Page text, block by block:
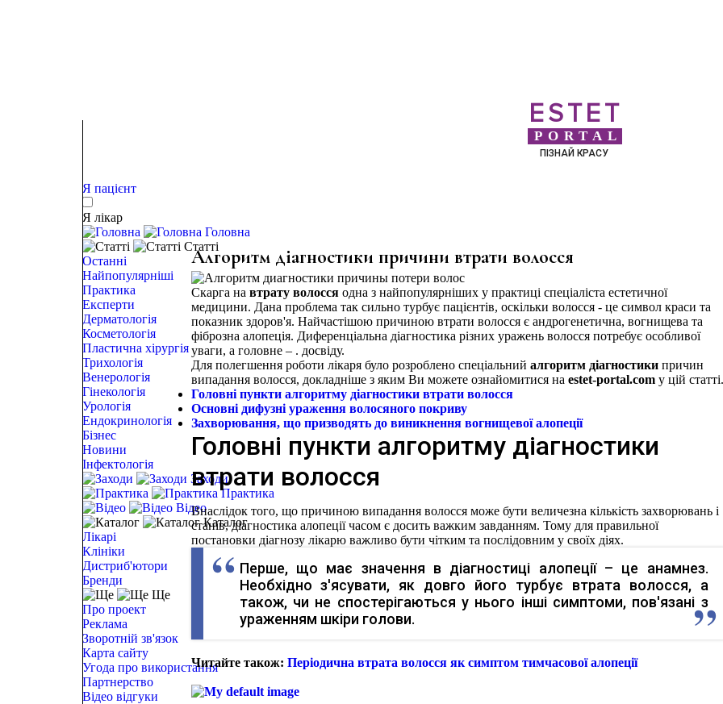
ESTET
PORTAL
ПІЗНАЙ КРАСУ
Я пацієнт
Я лікар
Головна
Статті
Останні
Найпопулярніші
Практика
Експерти
Дерматологія
Косметологія
Пластична хірургія
Трихологія
Венерологія
Гінекологія
Урологія
Ендокринологія
Бізнес
Новини
Інфектологія
Заходи
Практика
Відео
Каталог
Лікарі
Клініки
Дистриб'ютори
Бренди
Ще
Про проект
Реклама
Зворотній зв'язок
Карта сайту
Угода про використання
Партнерство
Відео відгуки
Алгоритм діагностики причини втрати волосся
Скарга на втрату волоссяодна з найпопулярніших у практиці спеціаліста естетичної
медицини. Дана проблема так сильно турбує пацієнтів, оскільки волосся - це символ краси та
показник здоров'я. Найчастішою причиною втрати волосся є андрогенетична, вогнищева та
фіброзна алопеція. Диференціальна діагностика різних уражень волосся потребує особливої ​​
уваги, а головне – . досвіду.
Для полегшення роботи лікаря було розроблено спеціальний алгоритм діагностикипричин
випадання волосся, докладніше з яким Ви можете ознайомитися на estet-portal.comу цій статті.
Головні пункти алгоритму діагностики втрати волосся
Основні дифузні ураження волосяного покриву
Захворювання, що призводять до виникнення вогнищевої алопеції
Головні пункти алгоритму діагностики
втрати волосся
Внаслідок того, що причиною випадання волосся може бути величезна кількість захворювань і
станів, діагностика алопеції часом є досить важким завданням. Тому для правильної
постановки діагнозу лікарю важливо бути чітким та послідовним у своїх діях.
Перше, що має значення в діагностиці алопеції – це анамнез.
Необхідно з'ясувати, як довго його турбує втрата волосся, а
також, чи не спостерігаються у нього інші симптоми, пов'язані з
ураженням шкіри голови.
Читайте також: Періодична втрата волосся як симптом тимчасової алопеції